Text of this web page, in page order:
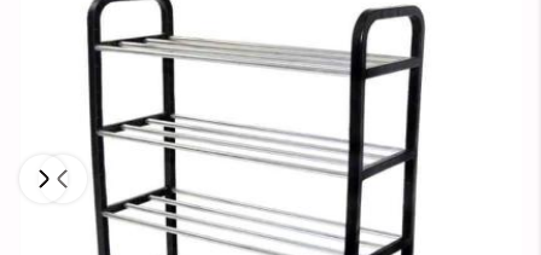
Previous
Next